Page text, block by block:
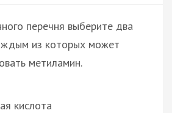
перечня выберите два
из которых может
метиламин.
кислота